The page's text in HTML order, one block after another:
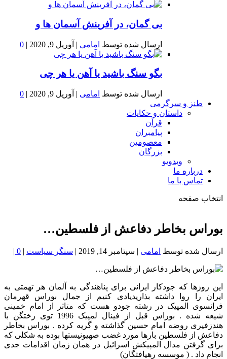
بى گمان، در آفرينش آسمان ها و
ارسال شده توسط امامی | آوریل 9, 2020 |
0
بگو سنگ باشید یا آهن یا هر چی
ارسال شده توسط امامی | آوریل 9, 2020 |
0
طنز و سرگرمی
داستان و حکایات
قرآن
پیامبران
معصومین
بزرگان
ویدویو
درباره ما
تماس با ما
انتخاب صفحه
شمال
بوراس بخاطر دفاعش از فلسطین…
ارسال شده توسط امامی | سپتامبر 14, 2019 | سنگر سیاست |
0
|
این روزها که جودکار ایرانی برای پناهندگی به آلمان هر تهمتی به
ایران را روا داشته بذاریدیادی کنیم از جمال بوراس قهرمان
فرانسوی المپیک در رشته جودو هست که متاثر از امام خمینی
شیعه شده . بوراس قبل از فینال لمپیک 1996 توی رختگن با
هندزفیری روضه امام حسین گذاشته و گریه کرده . بوراس بخاطر
دفاعش از فلسطین بارها مورد غضب صهیونیستها بوده به شکلی که
برای گرفتن مدال المپیکش اسرائیل در همان زمان اقدامات جدی
انجام داد . ( موسسه رهیافتگان)